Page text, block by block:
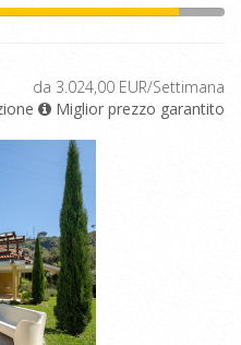
da 3.024,00 EUR/Settimana
Miglior prezzo garantito